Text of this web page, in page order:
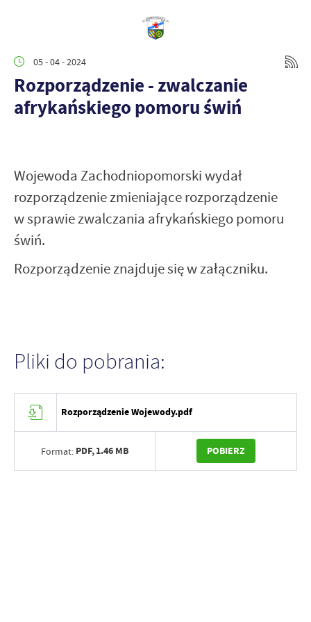
05 - 04 - 2024
Rozporządzenie - zwalczanie
afrykańskiego pomoru świń
Wojewoda Zachodniopomorski wydał
rozporządzenie zmieniające rozporządzenie
w sprawie zwalczania afrykańskiego pomoru
świń.
Rozporządzenie znajduje się w załączniku.
Pliki do pobrania:
Rozporządzenie Wojewody.pdf
Format: PDF,1.46 MB POBIERZ